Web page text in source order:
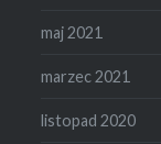
maj 2021
marzec 2021
listopad 2020